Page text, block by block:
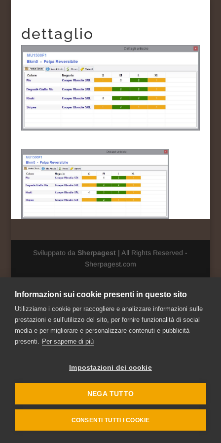
dettaglio
Sviluppato da Sherpagest | All Rights Reserved -
Sherpagest.com
Informazioni sui cookie presenti in questo sito
Utilizziamo i cookie per raccogliere e analizzare informazioni sulle
prestazioni e sull'utilizzo del sito, per fornire funzionalità di social
media e per migliorare e personalizzare contenuti e pubblicità
presenti. Per saperne di più
Impostazioni dei cookie
NEGA TUTTO
CONSENTI TUTTI I COOKIE